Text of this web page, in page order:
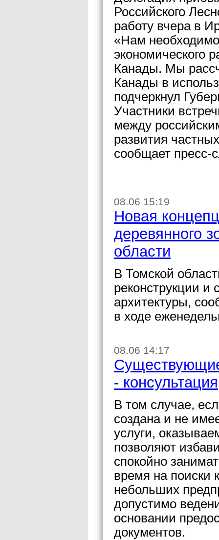
Российского
работу вчера в
«Нам необходимо
экономического
Канады. Мы
Канады в
подчеркнул
Участники
между
развития
сообщает пресс-
08.06 15:19
Новая
деревянного
области
В Томской
реконструкции и
архитектуры,
в ходе
08.06 14:17
- консультация
В том случае,
создана и не
услуги,
позволяют
спокойно
время на поиски
небольших
допустимо
основании
документов.